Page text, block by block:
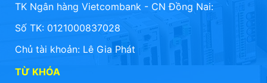
TK Ngân hàng Vietcombank - CN Đồng Nai:
Số TK: 0121000837028
Chủ tài khoản: Lê Gia Phát
TỪ KHÓA